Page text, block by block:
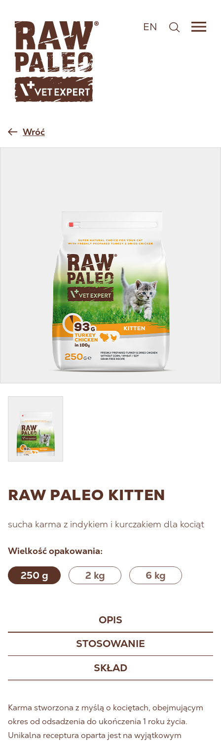
EN
Wróć
RAW PALEO KITTEN
sucha karma z indykiem i kurczakiem dla kociąt
Wielkość opakowania:
250 g 2 kg 6 kg
OPIS
STOSOWANIE
SKŁAD
Karma stworzona z myślą o kociętach, obejmującym
okres od odsadzenia do ukończenia 1 roku życia.
Unikalna receptura oparta jest na wyjątkowym